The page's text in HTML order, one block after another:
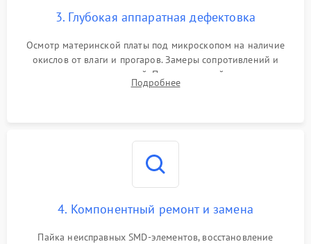
3. Глубокая аппаратная дефектовка
Осмотр материнской платы под микроскопом на наличие
окислов от влаги и прогаров. Замеры сопротивлений и
дежурных напряжений. Проверка цепей питания,
мультиконтроллера, процессора и видеочипа.
Подробнее
4. Компонентный ремонт и замена
Пайка неисправных SMD-элементов, восстановление